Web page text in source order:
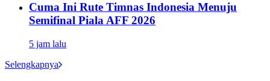
Cuma Ini Rute Timnas Indonesia Menuju
Semifinal Piala AFF 2026
5 jam lalu
Selengkapnya